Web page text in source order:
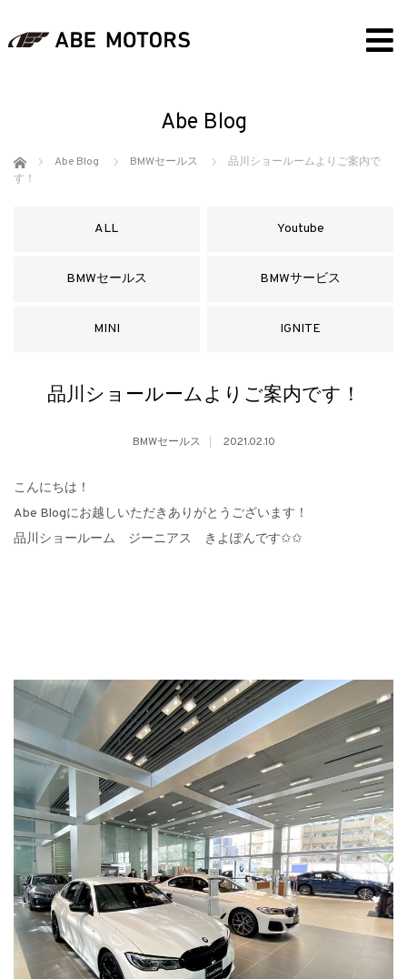
Abe Blog
ホーム Abe Blog BMWセールス
品川ショールームよりご案内で
す！
ALL Youtube
BMWセールス BMWサービス
MINI IGNITE
品川ショールームよりご案内です！
BMWセールス 2021.02.10
こんにちは！
Abe Blogにお越しいただきありがとうございます！
品川ショールーム ジーニアス きよぽんです✩✩